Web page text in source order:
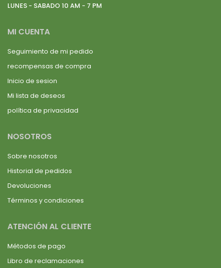
LUNES - SABADO 10 AM - 7 PM
MI CUENTA
Seguimiento de mi pedido
recompensas de compra
Inicio de sesion
Mi lista de deseos
política de privacidad
NOSOTROS
Sobre nosotros
Historial de pedidos
Devoluciones
Términos y condiciones
ATENCIÓN AL CLIENTE
Métodos de pago
Libro de reclamaciones